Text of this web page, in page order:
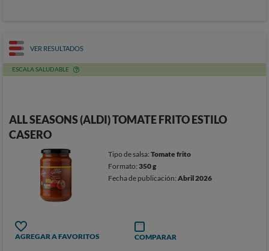
VER RESULTADOS
ESCALA SALUDABLE
ALL SEASONS (ALDI) TOMATE FRITO ESTILO
CASERO
Tipo de salsa:Tomate frito
Formato:350 g
Fecha de publicación:Abril 2026
AGREGAR A FAVORITOS COMPARAR